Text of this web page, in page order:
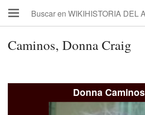
Caminos, Donna Craig
Donna Caminos